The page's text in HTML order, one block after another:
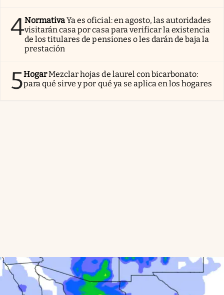
4NormativaYa es oficial: en agosto, las autoridades
visitarán casa por casa para verificar la existencia
de los titulares de pensiones o les darán de baja la
prestación
5HogarMezclar hojas de laurel con bicarbonato:
para qué sirve y por qué ya se aplica en los hogares